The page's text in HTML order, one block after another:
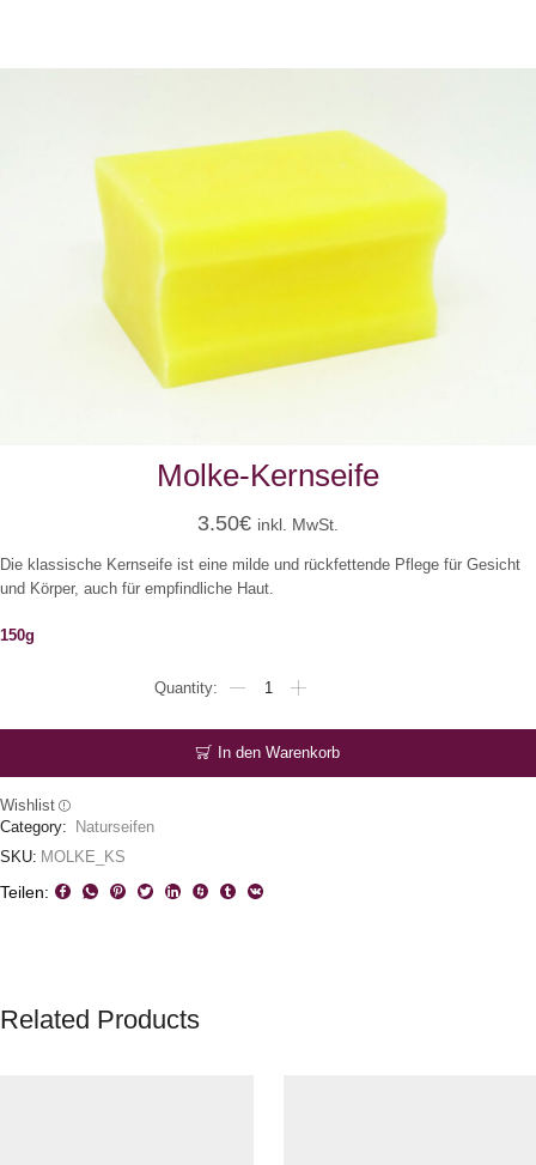
Molke-Kernseife
3.50€ inkl. MwSt.
Die klassische Kernseife ist eine milde und rückfettende Pflege für Gesicht
und Körper, auch für empfindliche Haut.
150g
Kernseife
In den Warenkorb
Wishlist
Category:
Naturseifen
SKU: MOLKE_KS
Teilen:
Related Products